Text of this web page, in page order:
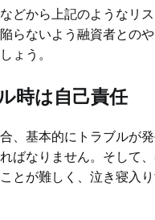
どから上記のようなリ
らないよう融資者との
ょう。
時は自己責任
、基本的にトラブルが
ばなりません。そして
とが難しく、泣き寝入